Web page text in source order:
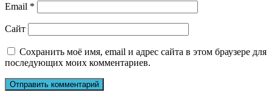
Email *
Сайт
Сохранить моё имя, email и адрес сайта в этом браузере для
последующих моих комментариев.